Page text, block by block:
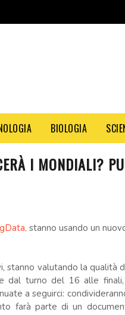
BIOLOGIA
I MONDIALI?
stanno usando un
stanno valutando la qualità
dal turno del 16 alle
a seguirci:
farà parte di un